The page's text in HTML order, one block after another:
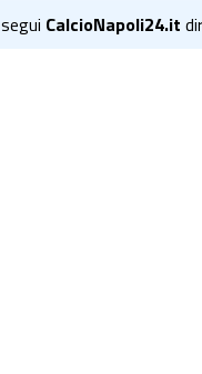
segui CalcioNapoli24.it